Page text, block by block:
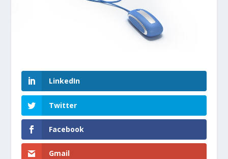
LinkedIn
Twitter
Facebook
Gmail